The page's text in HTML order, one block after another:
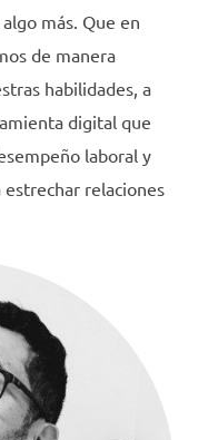
más. Que en
de manera
habilidades, a
digital que
laboral y
relaciones